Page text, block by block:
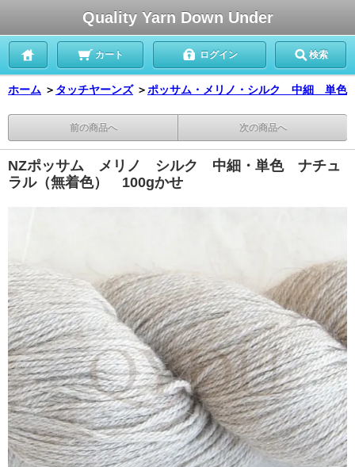
Quality Yarn Down Under
カート ログイン 検索
ホーム ＞ タッチヤーンズ ＞ポッサム・メリノ・シルク 中細 単色
前の商品へ 次の商品へ
NZポッサム メリノ シルク 中細・単色 ナチュ
ラル（無着色） 100gかせ